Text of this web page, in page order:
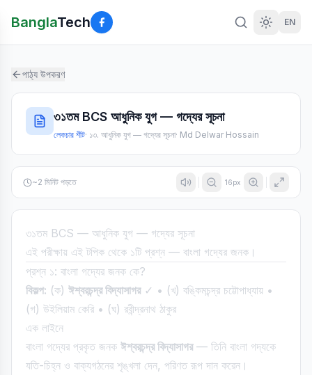
BanglaTech EN
পাঠ্য উপকরণ
৩১তম BCS আধুনিক যুগ — গদ্যের সূচনা
লেকচার শীট· ১৩. আধুনিক যুগ — গদ্যের সূচনা· Md Delwar Hossain
~2 মিনিট পড়তে 16px
৩১তম BCS — আধুনিক যুগ — গদ্যের সূচনা
এই পরীক্ষায় এই টপিক থেকে ১টি প্রশ্ন — বাংলা গদ্যের জনক।
প্রশ্ন ১: বাংলা গদ্যের জনক কে?
বিকল্প: (ক) ঈশ্বরচন্দ্র বিদ্যাসাগর✓ • (খ) বঙ্কিমচন্দ্র চট্টোপাধ্যায় •
(গ) উইলিয়াম কেরি • (ঘ) রবীন্দ্রনাথ ঠাকুর
এক লাইনে
বাংলা গদ্যের প্রকৃত জনক ঈশ্বরচন্দ্র বিদ্যাসাগর— তিনি বাংলা গদ্যকে
যতি-চিহ্ন ও বাক্যগঠনের শৃঙ্খলা দেন, পরিণত রূপ দান করেন।